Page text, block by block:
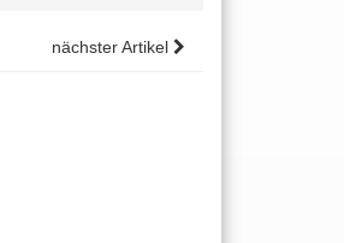
nächster Artikel